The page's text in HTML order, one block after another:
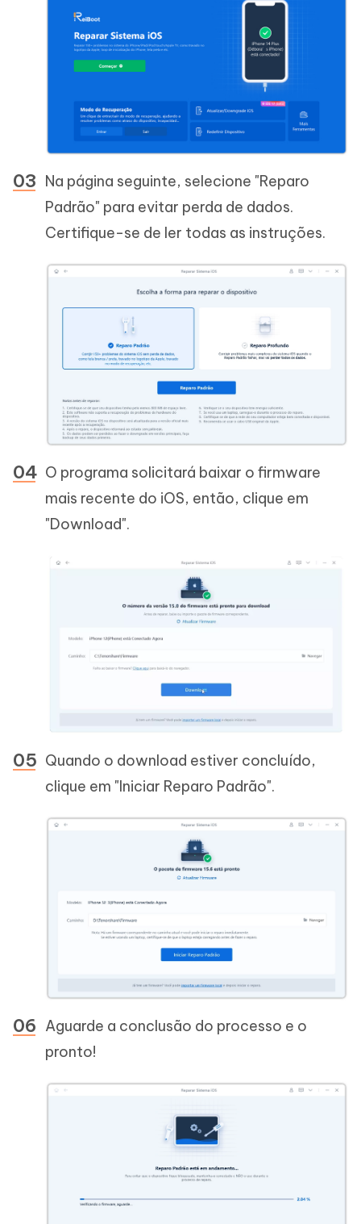
Na página seguinte, selecione "Reparo
Padrão" para evitar perda de dados.
Certifique-se de ler todas as instruções.
O programa solicitará baixar o firmware
mais recente do iOS, então, clique em
"Download".
Quando o download estiver concluído,
clique em "Iniciar Reparo Padrão".
Aguarde a conclusão do processo e o
pronto!